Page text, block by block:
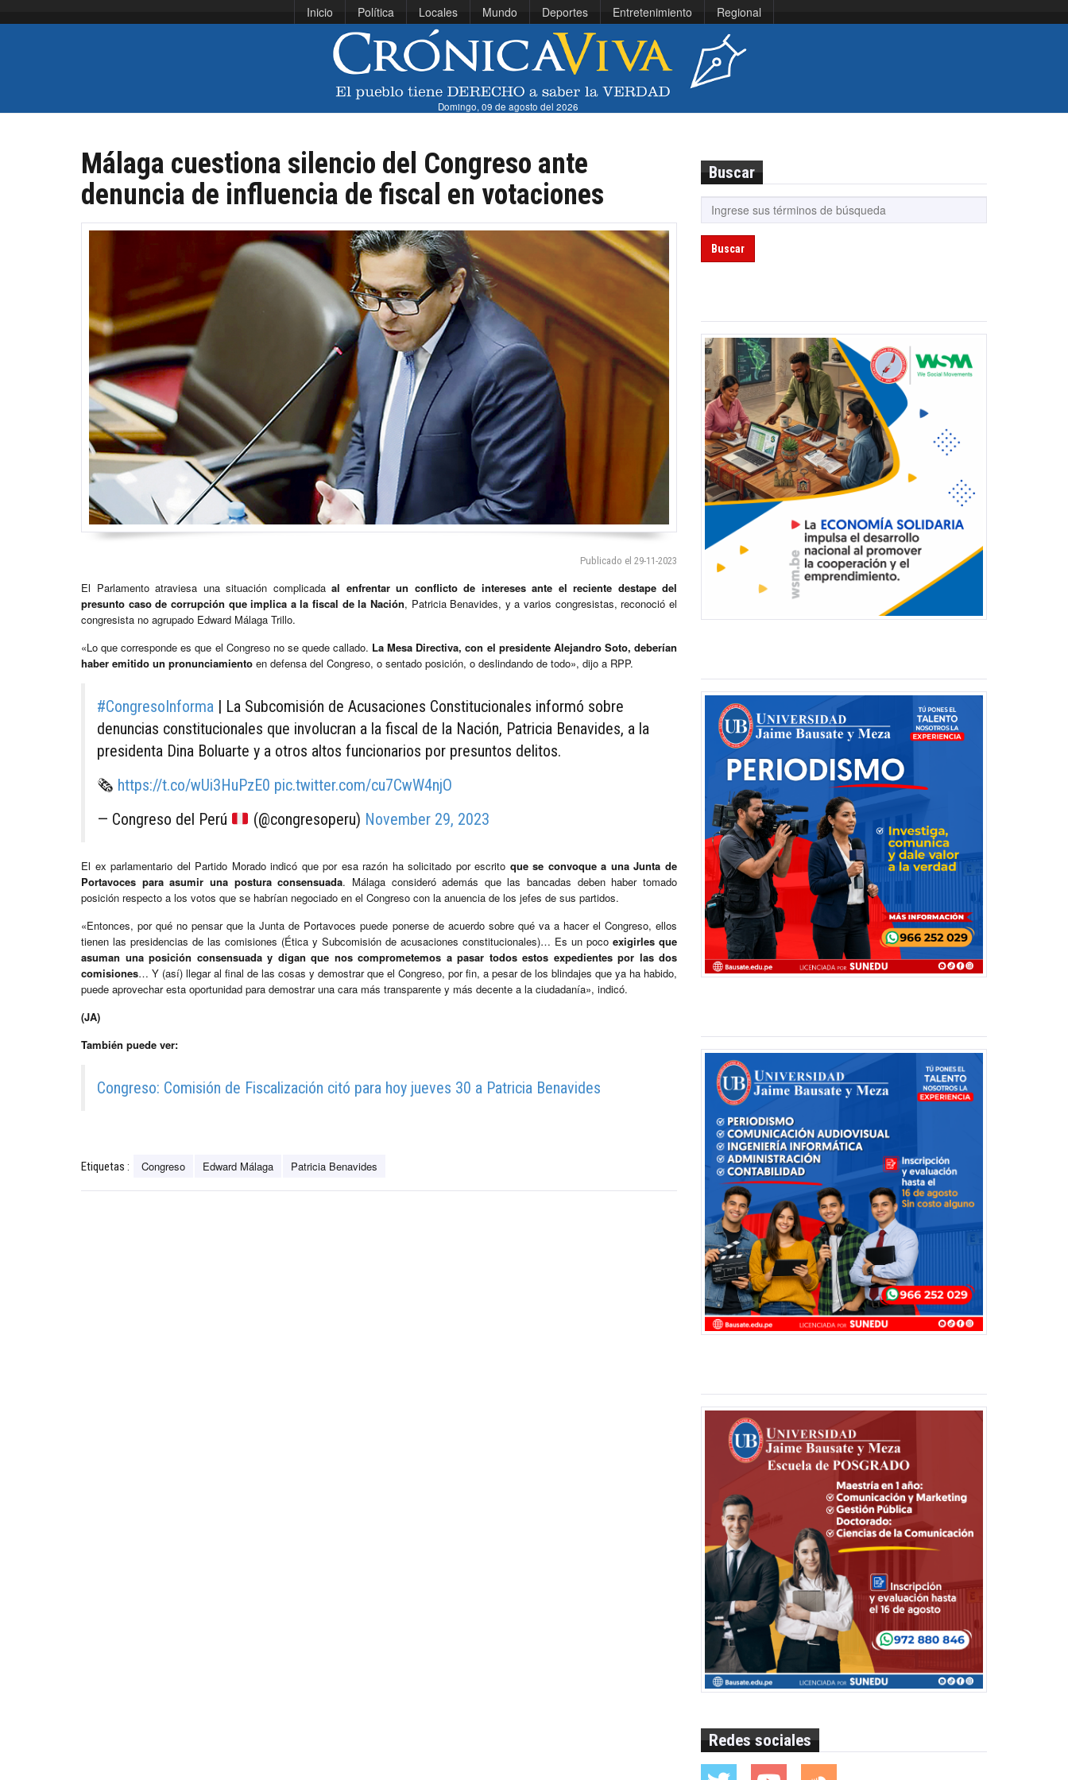
Inicio Política Locales Mundo Deportes Entretenimiento Regional
Domingo, 09 de agosto del 2026
Málaga cuestiona silencio del Congreso ante
denuncia de influencia de fiscal en votaciones
Publicado el 29-11-2023
El Parlamento atraviesa una situación complicada al enfrentar un conflicto de intereses ante el reciente destape del
presunto caso de corrupción que implica a la fiscal de la Nación, Patricia Benavides, y a varios congresistas, reconoció el
congresista no agrupado Edward Málaga Trillo.
«Lo que corresponde es que el Congreso no se quede callado. La Mesa Directiva, con el presidente Alejandro Soto, deberían
haber emitido un pronunciamiento en defensa del Congreso, o sentado posición, o deslindando de todo», dijo a RPP.
#CongresoInforma | La Subcomisión de Acusaciones Constitucionales informó sobre
denuncias constitucionales que involucran a la fiscal de la Nación, Patricia Benavides, a la
presidenta Dina Boluarte y a otros altos funcionarios por presuntos delitos.
🗞️ https://t.co/wUi3HuPzE0 pic.twitter.com/cu7CwW4njO
— Congreso del Perú
(@congresoperu) November 29, 2023
El ex parlamentario del Partido Morado indicó que por esa razón ha solicitado por escrito que se convoque a una Junta de
Portavoces para asumir una postura consensuada. Málaga consideró además que las bancadas deben haber tomado
posición respecto a los votos que se habrían negociado en el Congreso con la anuencia de los jefes de sus partidos.
«Entonces, por qué no pensar que la Junta de Portavoces puede ponerse de acuerdo sobre qué va a hacer el Congreso, ellos
tienen las presidencias de las comisiones (Ética y Subcomisión de acusaciones constitucionales)… Es un poco exigirles que
asuman una posición consensuada y digan que nos comprometemos a pasar todos estos expedientes por las dos
comisiones… Y (así) llegar al final de las cosas y demostrar que el Congreso, por fin, a pesar de los blindajes que ya ha habido,
puede aprovechar esta oportunidad para demostrar una cara más transparente y más decente a la ciudadanía», indicó.
(JA)
También puede ver:
Congreso: Comisión de Fiscalización citó para hoy jueves 30 a Patricia Benavides
Etiquetas : Congreso Edward Málaga Patricia Benavides
Buscar
Buscar
Redes sociales